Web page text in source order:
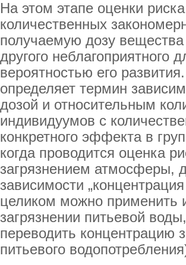
На этом этапе оценки
количественных
получаемую дозу вещества
другого неблагоприятного
вероятностью его
определяет термин
дозой и относительным
индивидуумов с
конкретного эффекта в
когда проводится оценка
загрязнением атмосферы,
зависимости
целиком можно применить
загрязнении питьевой
переводить концентрацию
питьевого